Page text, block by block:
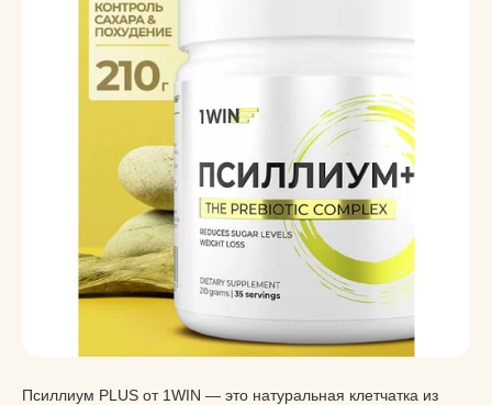
Псиллиум PLUS от 1WIN — это натуральная клетчатка из